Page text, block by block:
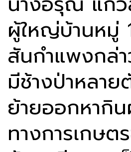
ผู้ใหญ่บ้านหมู่
สันกำแพงกล่
มีช้างป่าหลา
ย้ายออกหากิ
ทางการเกษต